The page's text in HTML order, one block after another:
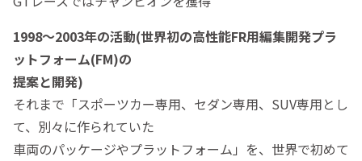
1998～2003年の活動(世界初の高性能FR用編集開発プラ
ットフォーム(FM)の
提案と開発)
それまで「スポーツカー専用、セダン専用、SUV専用とし
て、別々に作られていた
車両のパッケージやプラットフォーム」を、世界で初めて